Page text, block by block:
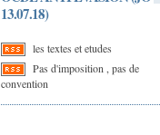
13.07.18)
les textes et etudes
Pas d'imposition , pas de
convention